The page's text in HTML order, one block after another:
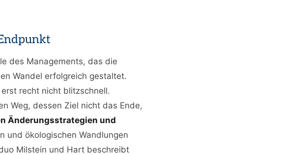
des Managements, das die
Wandel erfolgreich gestaltet.
recht nicht blitzschnell.
Weg, dessen Ziel nicht das Ende,
Änderungsstrategien und
und ökologischen Wandlungen
Milstein und Hart beschreibt